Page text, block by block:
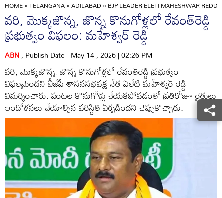
HOME»TELANGANA»ADILABAD»BJP LEADER ELETI MAHESHWAR
వరి, మొక్కజొన్న, జొన్న కొనుగోళ్లలో రేవంత్‌రెడ్డి
ప్రభుత్వం విఫలం: మహేశ్వర్ రెడ్డి
ABN, Publish Date - May 14 , 2026 | 02:26 PM
వరి, మొక్కజొన్న, జొన్న కొనుగోళ్లలో రేవంత్‌రెడ్డి ప్రభుత్వం
విఫలమైందని బీజేపీ శాసనసభపక్ష నేత ఏలేటి మహేశ్వర్ రెడ్డి
విమర్శించారు. పంటల కొనుగోళ్లు చేయకపోవడంతో ప్రతిరోజూ రైతులు
ఆందోళనలు చేయాల్సిన పరిస్థితి ఏర్పడిందని చెప్పుకొచ్చారు.